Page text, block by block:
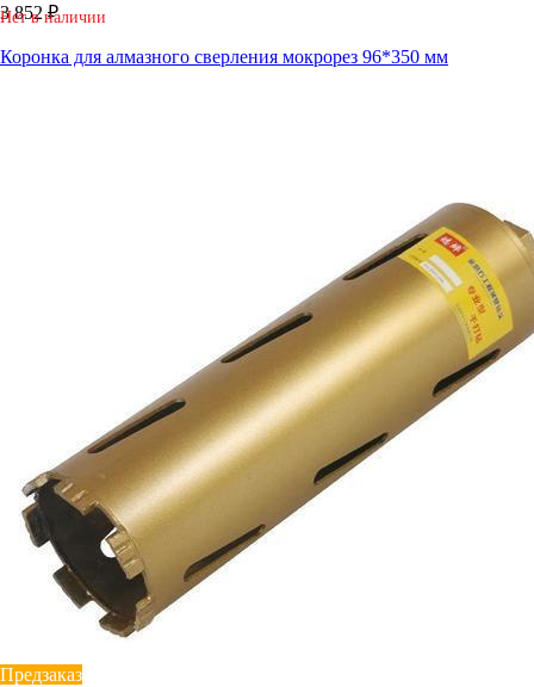
3 852 ₽
Нет в наличии
Коронка для алмазного сверления мокрорез 96*350 мм
Предзаказ